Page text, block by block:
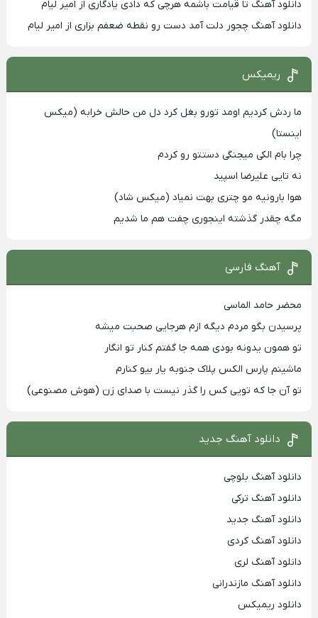
دانلود آهنگ تا قیامت باشمه هرچی که دادی یادگاری از امیر لیام
دانلود آهنگ چجور دلت آمد دست رو نقطه ضعفم بزاری از امیر لیام
ریمیکس
ما ردش کردیم اومد تورو بغل کرد دل من حالش خرابه (میکس
اینستا)
چرا بام الکی میجنگی دستتو رو کردم
نه تایی علیرضا اسپید
هوا بارونیه مو چتری بهت نمیاد (میکس شاد)
مگه چقدر گذشته اینجوری چفت هم ما شدیم
آهنگ فارسی
محضر حامد الماسی
پرسیدن بگو مردم دیگه ازم هرجایی صحبت میشه
تو همون یدونه بودی همه جا گفتم کنار تو انگار
ماشینم پارس الکس پلاک جنوبه یار بیو کنارم
تو آن جا که تویی کس را گذر نیست با صدای زن (هوش مصنوعی)
دانلود آهنگ جدید
دانلود آهنگ بلوچی
دانلود آهنگ ترکی
دانلود آهنگ جدید
دانلود آهنگ کردی
دانلود آهنگ لری
دانلود آهنگ مازندرانی
دانلود ریمیکس